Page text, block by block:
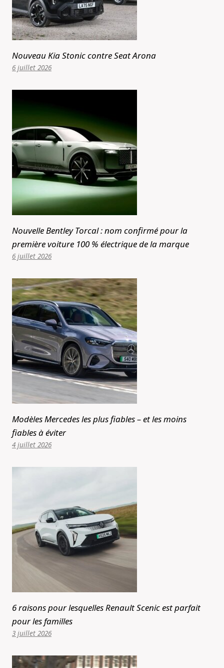
Nouveau Kia Stonic contre Seat Arona
6 juillet 2026
Nouvelle Bentley Torcal : nom confirmé pour la
première voiture 100 % électrique de la marque
6 juillet 2026
Modèles Mercedes les plus fiables – et les moins
fiables à éviter
4 juillet 2026
6 raisons pour lesquelles Renault Scenic est parfait
pour les familles
3 juillet 2026